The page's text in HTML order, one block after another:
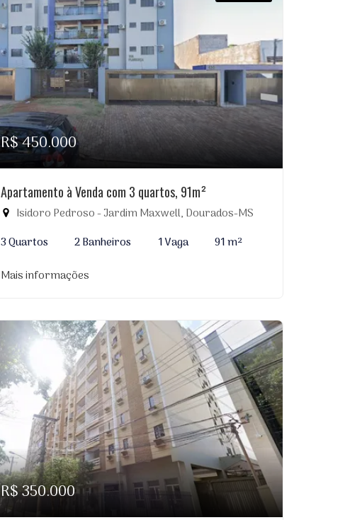
R$ 450.000
Apartamento à Venda com 3 quartos, 91m²
Isidoro Pedroso - Jardim Maxwell, Dourados-MS
3 Quartos
2 Banheiros 1 Vaga
91 m²
Mais informações
R$ 350.000